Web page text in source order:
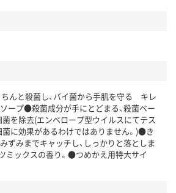
きちんと殺菌し、バイ菌から手肌を守る キレ
ープ●殺菌成分が手にとどまる、殺菌ベー
を除去(エンベロープ型ウイルスにてテス
菌に効果があるわけではありません。)●き
ずみまでキャッチし、しっかりと落としま
ミックスの香り。●つめかえ用特大サイ